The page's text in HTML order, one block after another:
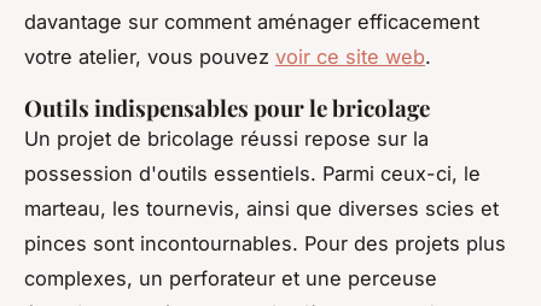
davantage sur comment aménager efficacement
votre atelier, vous pouvez voir ce site web.
Outils indispensables pour le bricolage
Un projet de bricolage réussi repose sur la
possession d'outils essentiels. Parmi ceux-ci, le
marteau, les tournevis, ainsi que diverses scies et
pinces sont incontournables. Pour des projets plus
complexes, un perforateur et une perceuse